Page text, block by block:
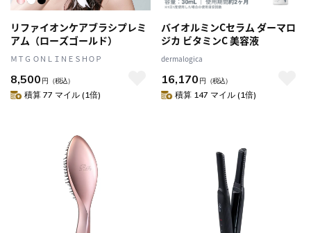
リファイオンケアブラシプレミ
アム（ローズゴールド）
ＭＴＧ ＯＮＬＩＮＥＳＨＯＰ
8,500 円 （税込）
積算 77 マイル (1倍)
バイオルミンCセラム ダーマロ
ジカ ビタミンC 美容液
dermalogica
16,170 円 （税込）
積算 147 マイル (1倍)